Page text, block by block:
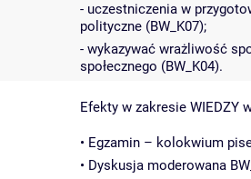
- uczestniczenia w
polityczne (BW_K07);
- wykazywać wrażliwość
społecznego (BW_K04).
Efekty w zakresie WIEDZY
• Egzamin – kolokwium
• Dyskusja moderowana